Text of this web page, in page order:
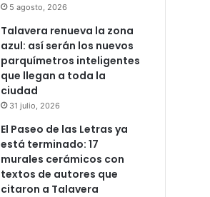
5 agosto, 2026
Talavera renueva la zona
azul: así serán los nuevos
parquímetros inteligentes
que llegan a toda la
ciudad
31 julio, 2026
El Paseo de las Letras ya
está terminado: 17
murales cerámicos con
textos de autores que
citaron a Talavera